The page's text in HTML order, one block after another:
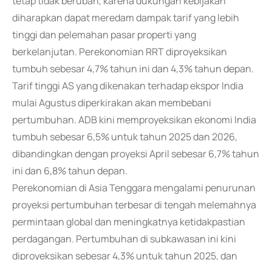
diharapkan dapat meredam dampak tarif yang lebih
tinggi dan pelemahan pasar properti yang
berkelanjutan. Perekonomian RRT diproyeksikan
tumbuh sebesar 4,7% tahun ini dan 4,3% tahun depan.
Tarif tinggi AS yang dikenakan terhadap ekspor India
mulai Agustus diperkirakan akan membebani
pertumbuhan. ADB kini memproyeksikan ekonomi India
tumbuh sebesar 6,5% untuk tahun 2025 dan 2026,
dibandingkan dengan proyeksi April sebesar 6,7% tahun
ini dan 6,8% tahun depan.
Perekonomian di Asia Tenggara mengalami penurunan
proyeksi pertumbuhan terbesar di tengah melemahnya
permintaan global dan meningkatnya ketidakpastian
perdagangan. Pertumbuhan di subkawasan ini kini
diproyeksikan sebesar 4,3% untuk tahun 2025, dan